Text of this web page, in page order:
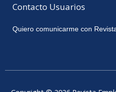
Contacto Usuarios
Quiero comunicarme con